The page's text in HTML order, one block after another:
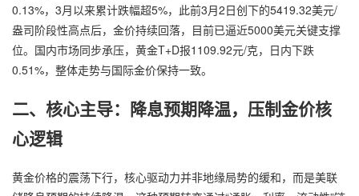
0.13%，3月以来累计跌幅超5%，此前3月2日创下的5419.32美元/
盎司阶段性高点后，金价持续回落，目前已逼近5000美元关键支撑
位。国内市场同步承压，黄金T+D报1109.92元/克，日内下跌
0.51%，整体走势与国际金价保持一致。
二、核心主导：降息预期降温，压制金价核
心逻辑
黄金价格的震荡下行，核心驱动力并非地缘局势的缓和，而是美联